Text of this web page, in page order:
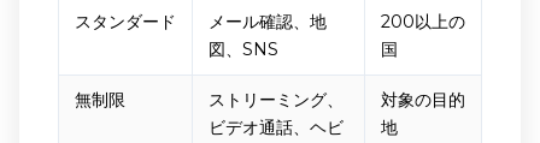
スタンダード
メール確認、地
図、SNS
200以上の
国
無制限
ストリーミング、
ビデオ通話、ヘビ
対象の目的
地